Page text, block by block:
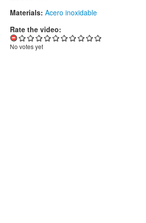
Materials: Acero inoxidable
Rate the video:
No votes yet